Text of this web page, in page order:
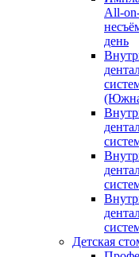
All-
день
Детская